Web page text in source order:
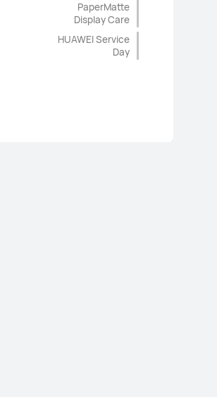
PaperMatte
Display Care
HUAWEI Service
Day